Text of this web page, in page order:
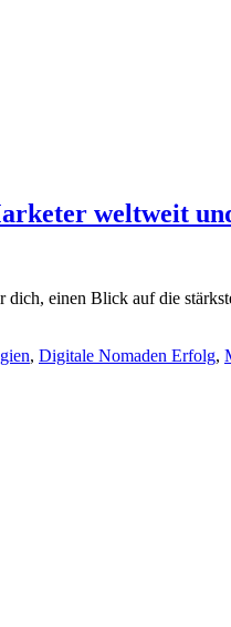
weltweit
einen Blick auf die
, Digitale Nomaden Erfolg,